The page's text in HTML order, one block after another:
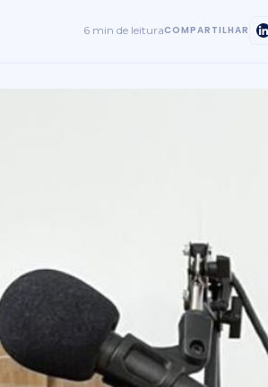
6 min de leituraCOMPARTILHAR